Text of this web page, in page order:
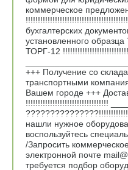
коммерческое
бухгалтерских
установленного
ТОРГ-12
+++ Получение со
транспортными
Вашем городе +++
!!!!!!!!!!!!!!!!!!!!!!!!!!!!!!!!!!
нашли нужное
воспользуйтесь
/Запросить
электронной почте
требуется подбор